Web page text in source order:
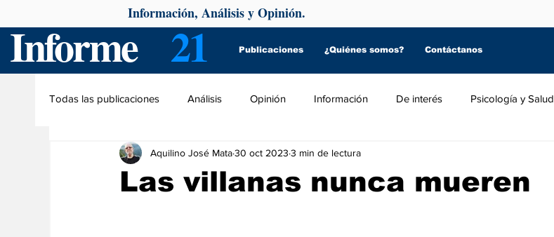
Informe 21 Publicaciones ¿Quiénes somos? Contáctanos
Información, Análisis y Opinión.
Todas las publicaciones Análisis Opinión Información De interés Psicología y Salud
Las villanas nunca mueren
Aquilino José Mata30 oct 2023 3 min de lectura